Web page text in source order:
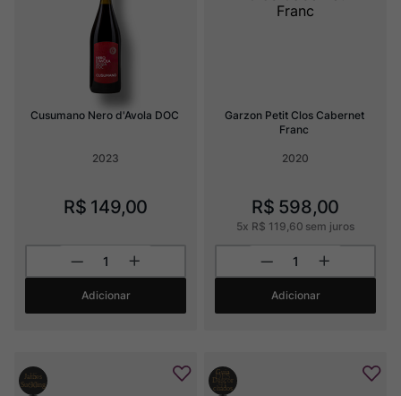
Cusumano Nero d'Avola DOC
2023
R$ 149,00
Adicionar
Garzon Petit Clos Cabernet
Franc
2020
R$ 598,00
5x R$ 119 60 sem juros
Adicionar